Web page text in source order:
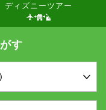
ディズニーツアー
す